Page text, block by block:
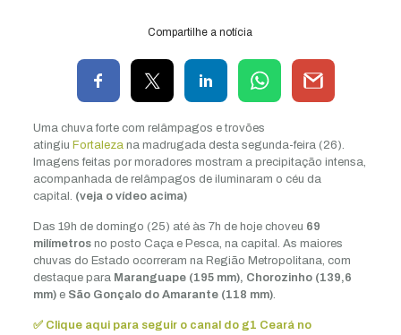
Compartilhe a notícia
Uma chuva forte com relâmpagos e trovões
atingiu Fortalezana madrugada desta segunda-feira (26).
Imagens feitas por moradores mostram a precipitação intensa,
acompanhada de relâmpagos de iluminaram o céu da
capital. (veja o vídeo acima)
Das 19h de domingo (25) até às 7h de hoje choveu 69
milímetrosno posto Caça e Pesca, na capital. As maiores
chuvas do Estado ocorreram na Região Metropolitana, com
destaque para Maranguape (195 mm), Chorozinho (139,6
mm)e São Gonçalo do Amarante (118 mm).
✅ Clique aqui para seguir o canal do g1 Ceará no